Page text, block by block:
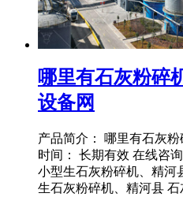
哪里有石灰粉碎
设备网
产品简介： 哪里有石灰
时间： 长期有效 在线咨
小型生石灰粉碎机、精河
生石灰粉碎机、精河县